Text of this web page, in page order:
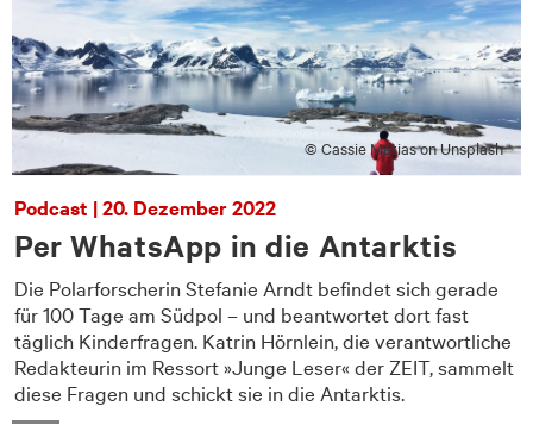
© Cassie Matias on Unsplash
Podcast | 20. Dezember 2022
Per WhatsApp in die Antarktis
Die Polarforscherin Stefanie Arndt befindet sich gerade
für 100 Tage am Südpol – und beantwortet dort fast
täglich Kinderfragen. Katrin Hörnlein, die verantwortliche
Redakteurin im Ressort »Junge Leser« der ZEIT, sammelt
diese Fragen und schickt sie in die Antarktis.